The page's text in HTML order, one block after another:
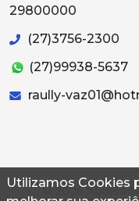
Utilizamos Cookies
29800000
(27)3756-2300
(27)99938-5637
raully-
© 2026